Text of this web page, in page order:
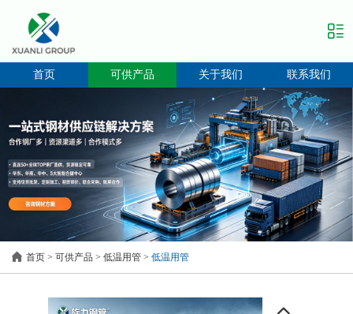
首页 可供产品 关于我们 联系我们
首页 > 可供产品 > 低温用管 > 低温用管